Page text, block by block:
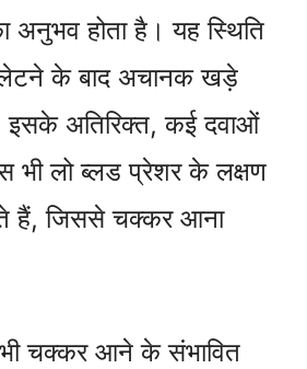
होता है। यह स्थिति
के बाद अचानक खड़े
इसके अतिरिक्त, कई दवाओं
भी लो ब्लड प्रेशर के लक्षण
हैं, जिससे चक्कर आना
चक्कर आने के संभावित